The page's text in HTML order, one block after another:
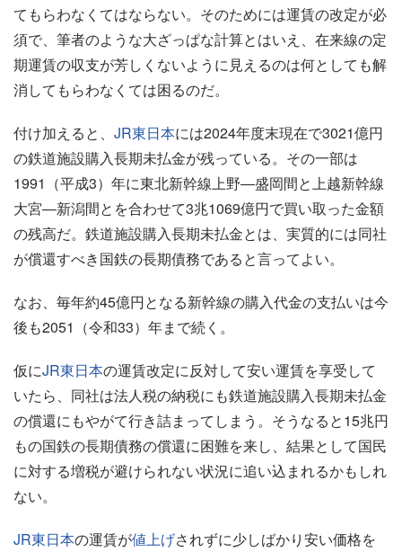
てもらわなくてはならない。そのためには運賃の改定が必
須で、筆者のような大ざっぱな計算とはいえ、在来線の定
期運賃の収支が芳しくないように見えるのは何としても解
消してもらわなくては困るのだ。
付け加えると、 JR東日本には2024年度末現在で3021億円
の鉄道施設購入長期未払金が残っている。その一部は
1991（平成3）年に東北新幹線上野―盛岡間と上越新幹線
大宮―新潟間とを合わせて3兆1069億円で買い取った金額
の残高だ。鉄道施設購入長期未払金とは、実質的には同社
が償還すべき国鉄の長期債務であると言ってよい。
なお、毎年約45億円となる新幹線の購入代金の支払いは今
後も2051（令和33）年まで続く。
仮にJR東日本の運賃改定に反対して安い運賃を享受して
いたら、同社は法人税の納税にも鉄道施設購入長期未払金
の償還にもやがて行き詰まってしまう。そうなると15兆円
もの国鉄の長期債務の償還に困難を来し、結果として国民
に対する増税が避けられない状況に追い込まれるかもしれ
ない。
JR東日本の運賃が値上げされずに少しばかり安い価格を